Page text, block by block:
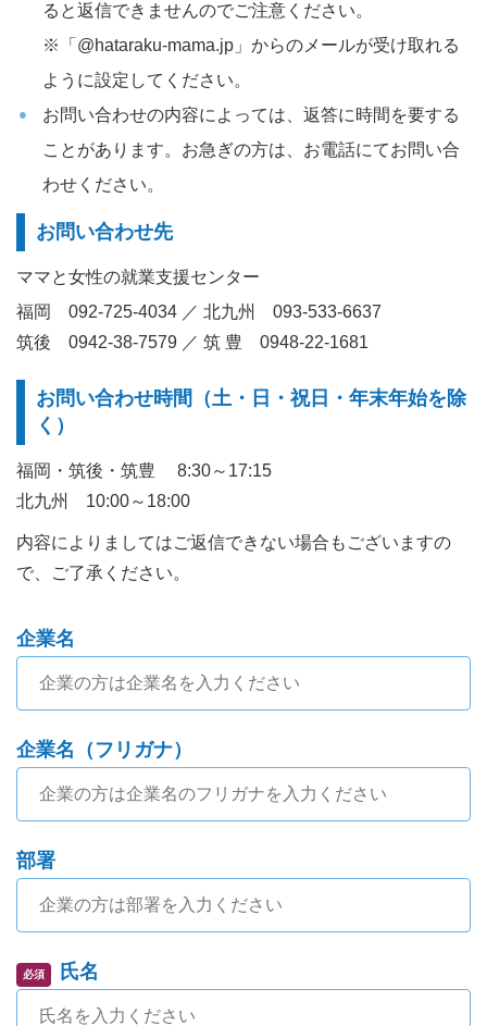
ると返信できませんのでご注意ください。
※「@hataraku-mama.jp」からのメールが受け取れる
ように設定してください。
お問い合わせの内容によっては、返答に時間を要する
ことがあります。お急ぎの方は、お電話にてお問い合
わせください。
お問い合わせ先
ママと女性の就業支援センター
福岡 092-725-4034 ／ 北九州 093-533-6637
筑後 0942-38-7579 ／ 筑 豊 0948-22-1681
お問い合わせ時間（土・日・祝日・年末年始を除
く）
福岡・筑後・筑豊 8:30～17:15
北九州 10:00～18:00
内容によりましてはご返信できない場合もございますの
で、ご了承ください。
企業名
企業名（フリガナ）
部署
必須 氏名